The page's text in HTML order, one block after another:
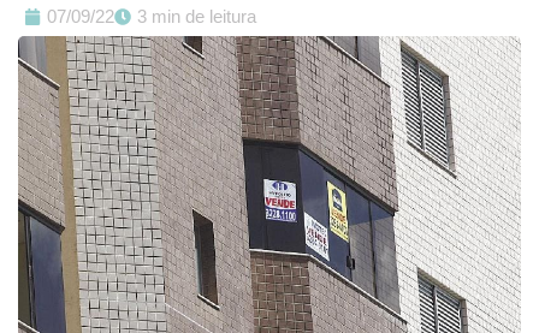
07/09/22 3 min de leitura